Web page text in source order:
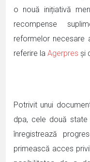
o nouă inițiativă
recompense
reformelor necesare
referire la Agerpres și
Potrivit unui
dpa, cele două
înregistrează
primească acces